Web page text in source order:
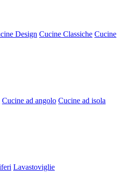
Design Cucine Classiche Cucine
Cucine ad angolo Cucine ad isola
Lavastoviglie